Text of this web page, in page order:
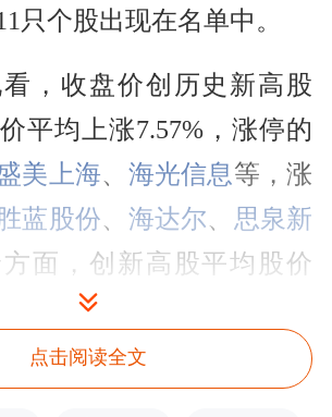
只个股出现在名单中。
，收盘价创历史新高股
平均上涨7.57%，涨停的
美上海、 海光信息等，涨
蓝股份、 海达尔、 思泉新
面，创新高股平均股价
中，股价超百元的有17
元的有24只，收盘股价最
，今日收盘价为1243.20
点击阅读全文